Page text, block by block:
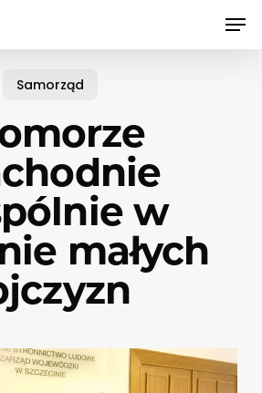
Samorząd
w
małych